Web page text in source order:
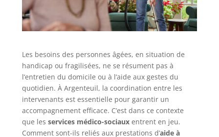
Les besoins des personnes âgées, en situation de
handicap ou fragilisées, ne se résument pas à
l’entretien du domicile ou à l’aide aux gestes du
quotidien. À Argenteuil, la coordination entre les
intervenants est essentielle pour garantir un
accompagnement efficace. C’est dans ce contexte
que les services médico-sociauxentrent en jeu.
Comment sont-ils reliés aux prestations d’aide à